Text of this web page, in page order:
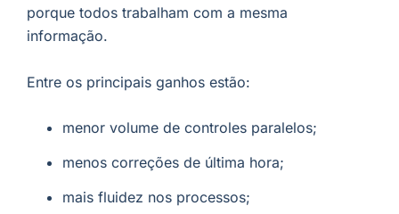
porque todos trabalham com a mesma
informação.
Entre os principais ganhos estão:
menor volume de controles paralelos;
menos correções de última hora;
mais fluidez nos processos;